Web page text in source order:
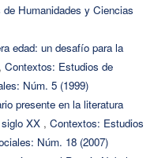
Humanidades y Ciencias
edad: un desafío para la
, Contextos: Estudios de
Núm. 5 (1999)
presente en la literatura
XX , Contextos: Estudios
Núm. 18 (2007)